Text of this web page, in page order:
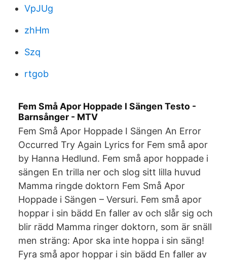
VpJUg
zhHm
Szq
rtgob
Fem Små Apor Hoppade I Sängen Testo -
Barnsånger - MTV
Fem Små Apor Hoppade I Sängen An Error
Occurred Try Again Lyrics for Fem små apor
by Hanna Hedlund. Fem små apor hoppade i
sängen En trilla ner och slog sitt lilla huvud
Mamma ringde doktorn Fem Små Apor
Hoppade i Sängen – Versuri. Fem små apor
hoppar i sin bädd En faller av och slår sig och
blir rädd Mamma ringer doktorn, som är snäll
men sträng: Apor ska inte hoppa i sin säng!
Fyra små apor hoppar i sin bädd En faller av